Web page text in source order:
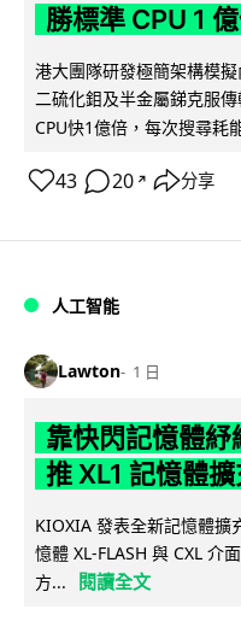
勝標準 CPU 1
港大團隊研發極簡架構模
二硫化鉬及半金屬銻克服
CPU快1億倍，每次搜尋耗
43 20 ↗ 分享
人工智能
Lawton 1 日
靠快閃記憶體紓
推 XL1 記憶體擴
KIOXIA 發表全新記憶體擴
憶體 XL-FLASH 與 CXL 介
方...
閱讀全文